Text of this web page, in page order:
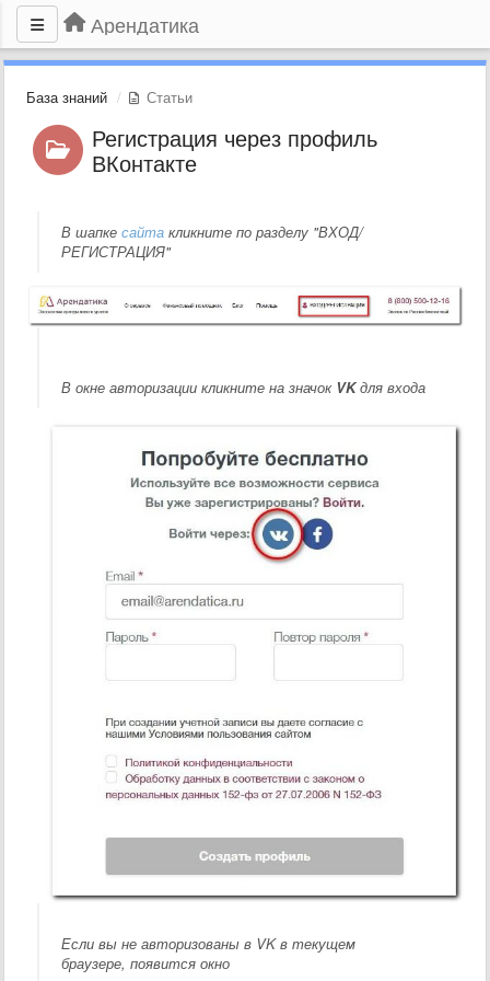
Арендатика
База знаний Статьи
Регистрация через профиль
ВКонтакте
В шапке сайта кликните по разделу "ВХОД/
РЕГИСТРАЦИЯ"
В окне авторизации кликните на значок VKдля входа
Если вы не авторизованы в VK в текущем
браузере, появится окно